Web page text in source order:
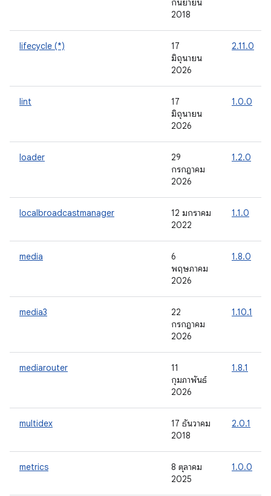
กันยายน
2018
lifecycle (*)
17
มิถุนายน
2026
2.11.0
lint
17
มิถุนายน
2026
1.0.0
loader
29
กรกฎาคม
2026
1.2.0
localbroadcastmanager
12 มกราคม
2022
1.1.0
media
6
พฤษภาคม
2026
1.8.0
media3
22
กรกฎาคม
2026
1.10.1
mediarouter
11
กุมภาพันธ์
2026
1.8.1
multidex
17 ธันวาคม
2018
2.0.1
metrics
8 ตุลาคม
2025
1.0.0